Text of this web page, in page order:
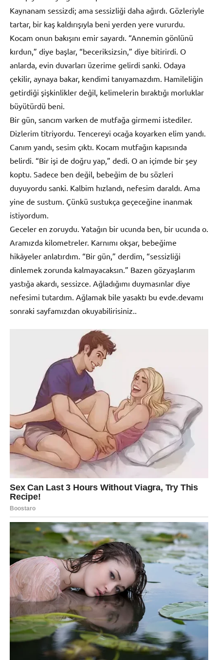
Kaynanam sessizdi; ama sessizliği daha ağırdı. Gözleriyle
tartar, bir kaş kaldırışıyla beni yerden yere vururdu.
Kocam onun bakışını emir sayardı. “Annemin gönlünü
kırdun,” diye başlar, “beceriksizsin,” diye bitirirdi. O
anlarda, evin duvarları üzerime gelirdi sanki. Odaya
çekilir, aynaya bakar, kendimi tanıyamazdım. Hamileliğin
getirdiği şişkinlikler değil, kelimelerin bıraktığı morluklar
büyütürdü beni.
Bir gün, sancım varken de mutfağa girmemi istediler.
Dizlerim titriyordu. Tencereyi ocağa koyarken elim yandı.
Canım yandı, sesim çıktı. Kocam mutfağın kapısında
belirdi. “Bir işi de doğru yap,” dedi. O an içimde bir şey
koptu. Sadece ben değil, bebeğim de bu sözleri
duyuyordu sanki. Kalbim hızlandı, nefesim daraldı. Ama
yine de sustum. Çünkü sustukça geçeceğine inanmak
istiyordum.
Geceler en zoruydu. Yatağın bir ucunda ben, bir ucunda o.
Aramızda kilometreler. Karnımı okşar, bebeğime
hikâyeler anlatırdım. “Bir gün,” derdim, “sessizliği
dinlemek zorunda kalmayacaksın.” Bazen gözyaşlarım
yastığa akardı, sessizce. Ağladığımı duymasınlar diye
nefesimi tutardım. Ağlamak bile yasaktı bu evde.devamı
sonraki sayfamızdan okuyabilirisiniz..